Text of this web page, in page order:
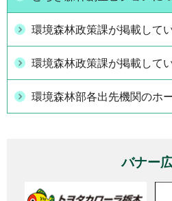
環境森林政策課が掲載して
環境森林政策課が掲載して
環境森林部各出先機関のホ
バナー